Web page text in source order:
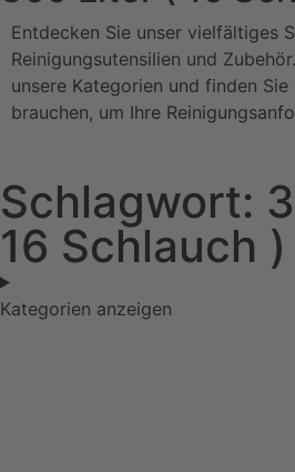
Entdecken Sie unser vielfältiges
Reinigungsutensilien und
unsere Kategorien und finden
brauchen, um Ihre
Schlagwort:
16 Schlauch )
Kategorien anzeigen